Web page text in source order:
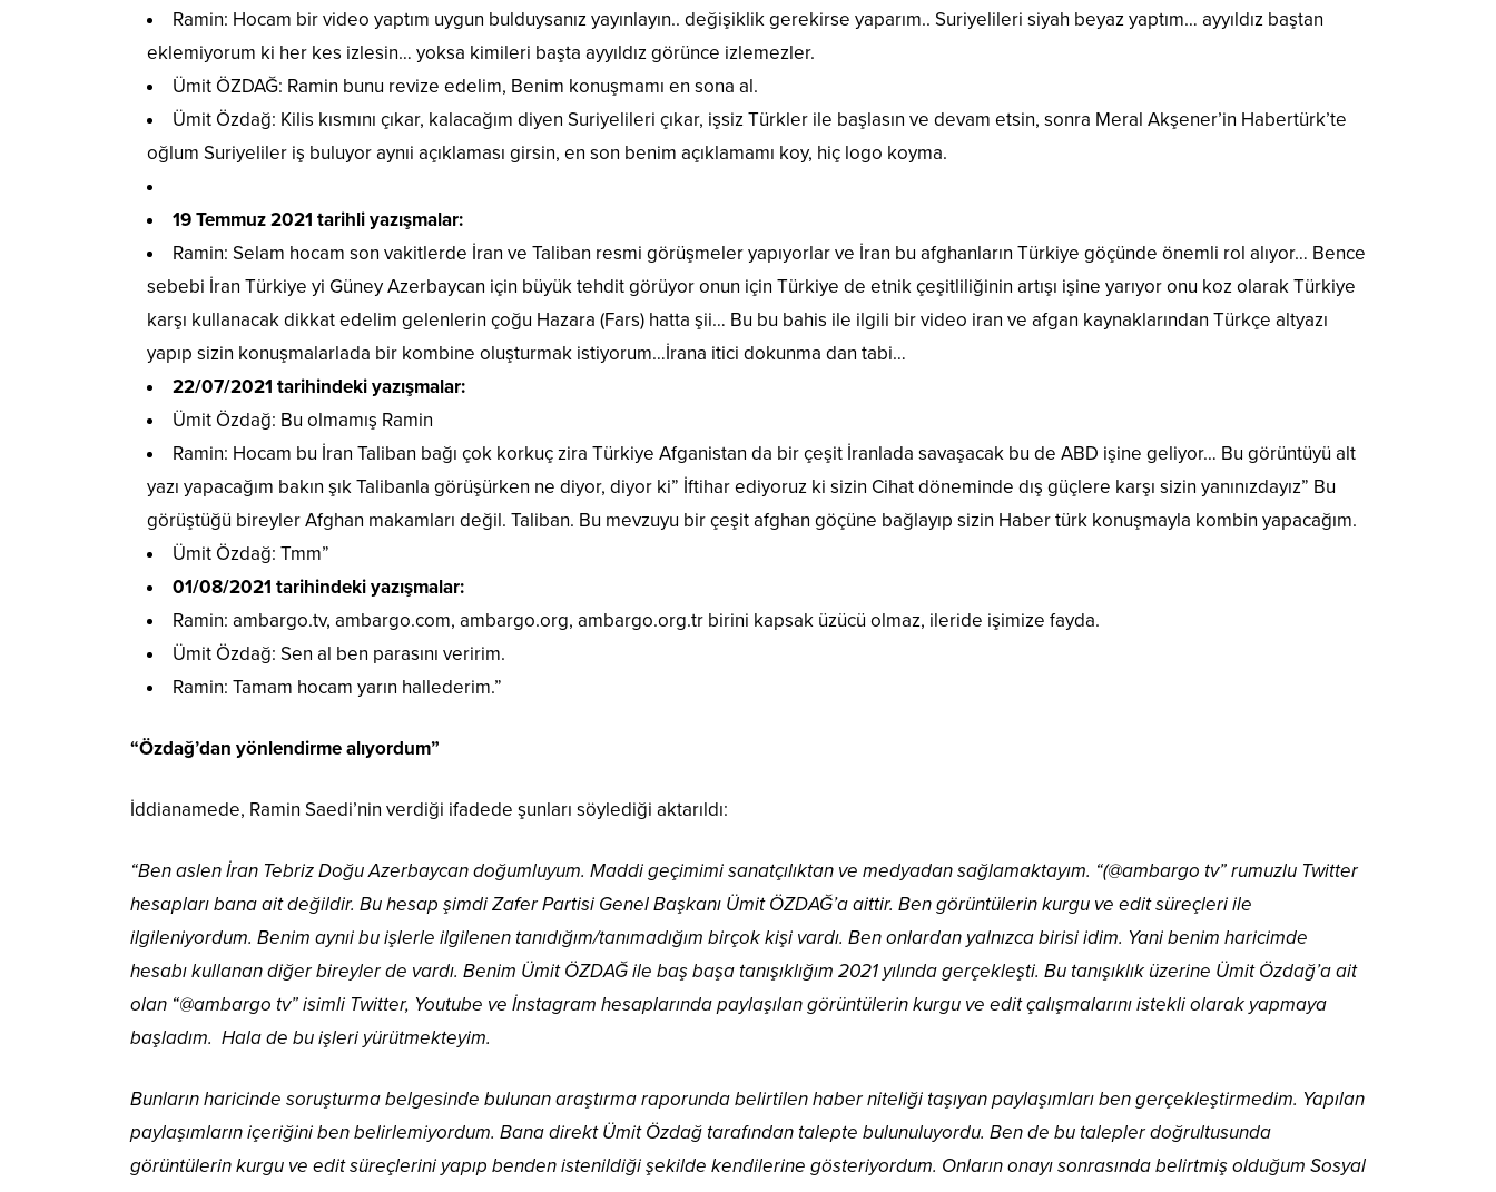
Ramin: Hocam bir video yaptım uygun bulduysanız yayınlayın.. değişiklik gerekirse yaparım.. Suriyelileri siyah beyaz yaptım… ayyıldız baştan
eklemiyorum ki her kes izlesin… yoksa kimileri başta ayyıldız görünce izlemezler.
Ümit ÖZDAĞ: Ramin bunu revize edelim, Benim konuşmamı en sona al.
Ümit Özdağ: Kilis kısmını çıkar, kalacağım diyen Suriyelileri çıkar, işsiz Türkler ile başlasın ve devam etsin, sonra Meral Akşener’in Habertürk’te
oğlum Suriyeliler iş buluyor aynıi açıklaması girsin, en son benim açıklamamı koy, hiç logo koyma.
19 Temmuz 2021 tarihli yazışmalar:
Ramin: Selam hocam son vakitlerde İran ve Taliban resmi görüşmeler yapıyorlar ve İran bu afghanların Türkiye göçünde önemli rol alıyor… Bence
sebebi İran Türkiye yi Güney Azerbaycan için büyük tehdit görüyor onun için Türkiye de etnik çeşitliliğinin artışı işine yarıyor onu koz olarak Türkiye
karşı kullanacak dikkat edelim gelenlerin çoğu Hazara (Fars) hatta şii… Bu bu bahis ile ilgili bir video iran ve afgan kaynaklarından Türkçe altyazı
yapıp sizin konuşmalarlada bir kombine oluşturmak istiyorum…İrana itici dokunma dan tabi…
22/07/2021 tarihindeki yazışmalar:
Ümit Özdağ: Bu olmamış Ramin
Ramin: Hocam bu İran Taliban bağı çok korkuç zira Türkiye Afganistan da bir çeşit İranlada savaşacak bu de ABD işine geliyor… Bu görüntüyü alt
yazı yapacağım bakın şık Talibanla görüşürken ne diyor, diyor ki” İftihar ediyoruz ki sizin Cihat döneminde dış güçlere karşı sizin yanınızdayız” Bu
görüştüğü bireyler Afghan makamları değil. Taliban. Bu mevzuyu bir çeşit afghan göçüne bağlayıp sizin Haber türk konuşmayla kombin yapacağım.
Ümit Özdağ: Tmm”
01/08/2021 tarihindeki yazışmalar:
Ramin: ambargo.tv, ambargo.com, ambargo.org, ambargo.org.tr birini kapsak üzücü olmaz, ileride işimize fayda.
Ümit Özdağ: Sen al ben parasını veririm.
Ramin: Tamam hocam yarın hallederim.”
“Özdağ’dan yönlendirme alıyordum”
İddianamede, Ramin Saedi’nin verdiği ifadede şunları söylediği aktarıldı:
“Ben aslen İran Tebriz Doğu Azerbaycan doğumluyum. Maddi geçimimi sanatçılıktan ve medyadan sağlamaktayım. “(@ambargo tv” rumuzlu Twitter
hesapları bana ait değildir. Bu hesap şimdi Zafer Partisi Genel Başkanı Ümit ÖZDAĞ’a aittir. Ben görüntülerin kurgu ve edit süreçleri ile
ilgileniyordum. Benim aynıi bu işlerle ilgilenen tanıdığım/tanımadığım birçok kişi vardı. Ben onlardan yalnızca birisi idim. Yani benim haricimde
hesabı kullanan diğer bireyler de vardı. Benim Ümit ÖZDAĞ ile baş başa tanışıklığım 2021 yılında gerçekleşti. Bu tanışıklık üzerine Ümit Özdağ’a ait
olan “@ambargo tv” isimli Twitter, Youtube ve İnstagram hesaplarında paylaşılan görüntülerin kurgu ve edit çalışmalarını istekli olarak yapmaya
başladım. Hala de bu işleri yürütmekteyim.
Bunların haricinde soruşturma belgesinde bulunan araştırma raporunda belirtilen haber niteliği taşıyan paylaşımları ben gerçekleştirmedim. Yapılan
paylaşımların içeriğini ben belirlemiyordum. Bana direkt Ümit Özdağ tarafından talepte bulunuluyordu. Ben de bu talepler doğrultusunda
görüntülerin kurgu ve edit süreçlerini yapıp benden istenildiği şekilde kendilerine gösteriyordum. Onların onayı sonrasında belirtmiş olduğum Sosyal